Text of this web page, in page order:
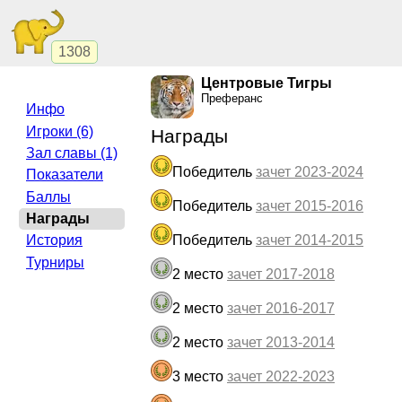
1308
Центровые Тигры
Преферанс
Награды
Победитель зачет 2023-2024
Победитель зачет 2015-2016
Победитель зачет 2014-2015
2 место зачет 2017-2018
2 место зачет 2016-2017
2 место зачет 2013-2014
3 место зачет 2022-2023
Инфо
Игроки (6)
Зал славы (1)
Показатели
Баллы
Награды
История
Турниры